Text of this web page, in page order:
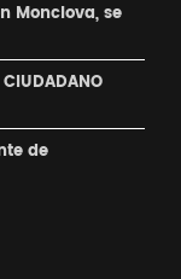
Monclova, se
CIUDADANO
de